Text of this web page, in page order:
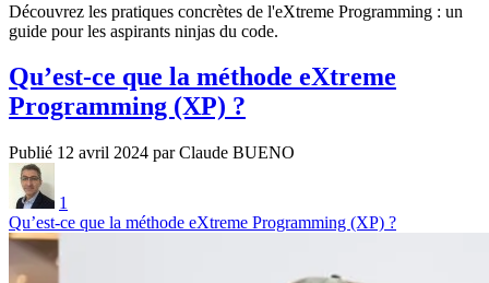
Découvrez les pratiques concrètes de l'eXtreme Programming : un
guide pour les aspirants ninjas du code.
Qu’est-ce que la méthode eXtreme
Programming (XP) ?
Publié 12 avril 2024 par Claude BUENO
1
Qu’est-ce que la méthode eXtreme Programming (XP) ?